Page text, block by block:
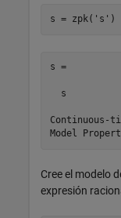
s = zpk( 's' )
s =
  s
Continuous-
Cree el modelo
expresión